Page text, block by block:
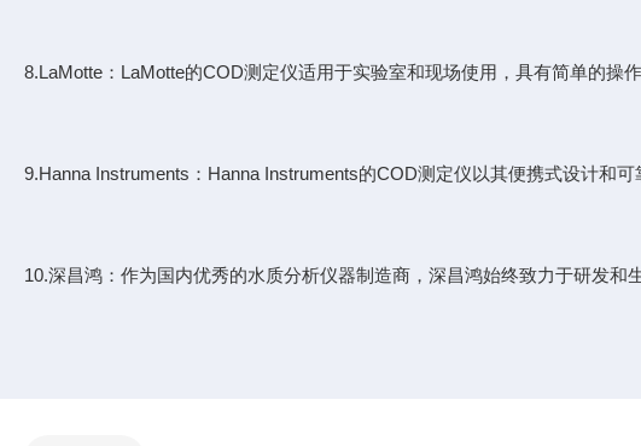
8.LaMotte：LaMotte的COD测定仪适用于实验室和现场使用，具有简单的操作
9.Hanna Instruments：Hanna Instruments的COD测定仪以其便携式设计和
10.深昌鸿：作为国内优秀的水质分析仪器制造商，深昌鸿始终致力于研发